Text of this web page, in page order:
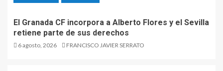
El Granada CF incorpora a Alberto Flores y el Sevilla
retiene parte de sus derechos
6 agosto, 2026 FRANCISCO JAVIER SERRATO